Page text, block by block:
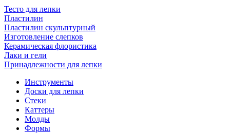
Тесто для лепки
Пластилин
Пластилин скульптурный
Изготовление слепков
Керамическая флористика
Лаки и гели
Принадлежности для лепки
Инструменты
Доски для лепки
Стеки
Каттеры
Молды
Формы